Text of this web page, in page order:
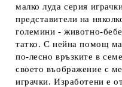
малко луда серия
представители на
големини - животно-
татко. С нейна помощ
по-лесно връзките в
своето въображение с
играчки. Изработени е